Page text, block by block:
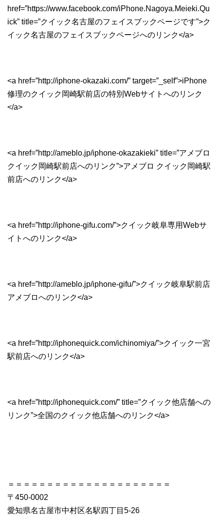
href=”https://www.facebook.com/iPhone.Nagoya.Meieki.Qu
ick” title=”クイック名古屋のフェイスブックページです”>ク
イック名古屋のフェイスブックページへのリンク</a>
<a href=”http://iphone-okazaki.com/” target=”_self”>iPhone
修理のクイック岡崎駅前店の特別Webサイトへのリンク
</a>
<a href=”http://ameblo.jp/iphone-okazakieki” title=”アメブロ
クイック岡崎駅前店へのリンク”>アメブロ クイック岡崎駅
前店へのリンク</a>
<a href=”http://iphone-gifu.com/”>クイック岐阜専用Webサ
イトへのリンク</a>
<a href=”http://ameblo.jp/iphone-gifu/”>クイック岐阜駅前店
アメブロへのリンク</a>
<a href=”http://iphonequick.com/ichinomiya/”>クイック一宮
駅前店へのリンク</a>
<a href=”http://iphonequick.com/” title=”クイック他店舗への
リンク”>全国のクイック他店舗へのリンク</a>
＝＝＝＝＝＝＝＝＝＝＝＝＝＝＝＝＝＝＝＝＝
〒450-0002
愛知県名古屋市中村区名駅四丁目5-26